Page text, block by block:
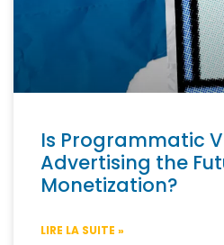
Is Programmatic
Advertising the
Monetization?
LIRE LA SUITE »